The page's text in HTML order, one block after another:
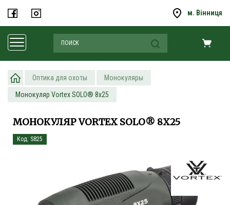
м. Вінниця
Оптика для охоты Монокуляры
Монокуляр Vortex SOLO® 8x25
МОНОКУЛЯР VORTEX SOLO® 8X25
Код: S825